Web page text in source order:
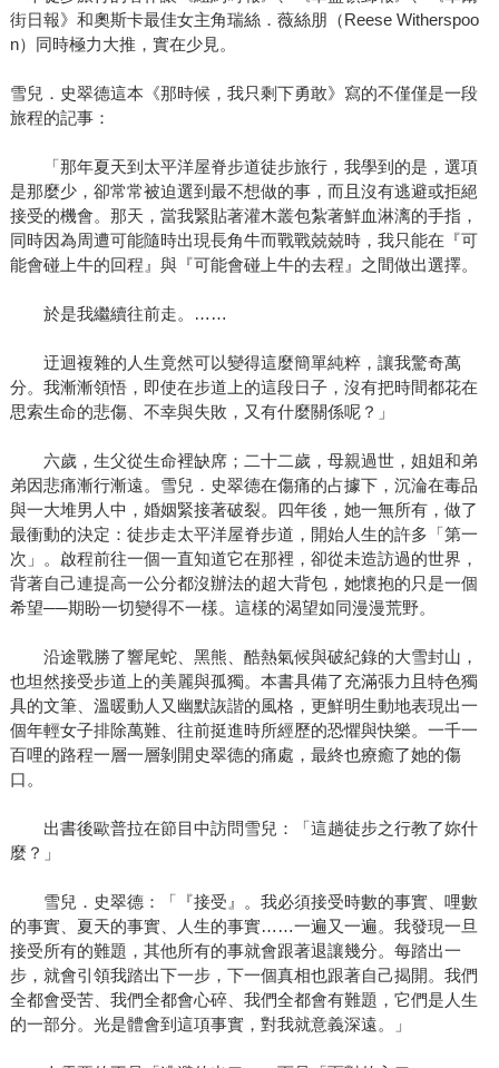
街日報》和奧斯卡最佳女主角瑞絲．薇絲朋（Reese Witherspoo
n）同時極力大推，實在少見。
雪兒．史翠德這本《那時候，我只剩下勇敢》寫的不僅僅是一段
旅程的記事：
「那年夏天到太平洋屋脊步道徒步旅行，我學到的是，選項
是那麼少，卻常常被迫選到最不想做的事，而且沒有逃避或拒絕
接受的機會。那天，當我緊貼著灌木叢包紮著鮮血淋漓的手指，
同時因為周遭可能隨時出現長角牛而戰戰兢兢時，我只能在『可
能會碰上牛的回程』與『可能會碰上牛的去程』之間做出選擇。
於是我繼續往前走。……
迂迴複雜的人生竟然可以變得這麼簡單純粹，讓我驚奇萬
分。我漸漸領悟，即使在步道上的這段日子，沒有把時間都花在
思索生命的悲傷、不幸與失敗，又有什麼關係呢？」
六歲，生父從生命裡缺席；二十二歲，母親過世，姐姐和弟
弟因悲痛漸行漸遠。雪兒．史翠德在傷痛的占據下，沉淪在毒品
與一大堆男人中，婚姻緊接著破裂。四年後，她一無所有，做了
最衝動的決定：徒步走太平洋屋脊步道，開始人生的許多「第一
次」。啟程前往一個一直知道它在那裡，卻從未造訪過的世界，
背著自己連提高一公分都沒辦法的超大背包，她懷抱的只是一個
希望──期盼一切變得不一樣。這樣的渴望如同漫漫荒野。
沿途戰勝了響尾蛇、黑熊、酷熱氣候與破紀錄的大雪封山，
也坦然接受步道上的美麗與孤獨。本書具備了充滿張力且特色獨
具的文筆、溫暖動人又幽默詼諧的風格，更鮮明生動地表現出一
個年輕女子排除萬難、往前挺進時所經歷的恐懼與快樂。一千一
百哩的路程一層一層剝開史翠德的痛處，最終也療癒了她的傷
口。
出書後歐普拉在節目中訪問雪兒：「這趟徒步之行教了妳什
麼？」
雪兒．史翠德：「『接受』。我必須接受時數的事實、哩數
的事實、夏天的事實、人生的事實……一遍又一遍。我發現一旦
接受所有的難題，其他所有的事就會跟著退讓幾分。每踏出一
步，就會引領我踏出下一步，下一個真相也跟著自己揭開。我們
全都會受苦、我們全都會心碎、我們全都會有難題，它們是人生
的一部分。光是體會到這項事實，對我就意義深遠。」